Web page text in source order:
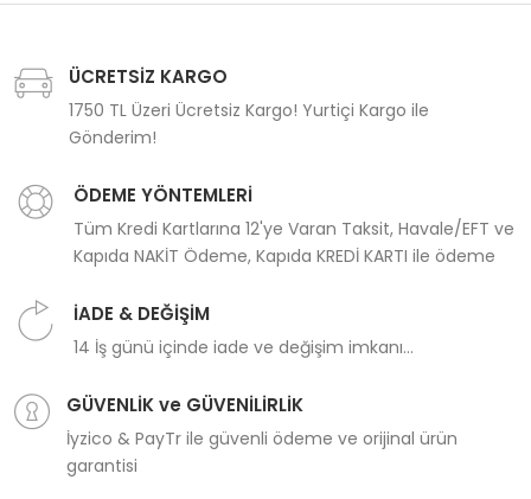
ÜCRETSİZ KARGO
1750 TL Üzeri Ücretsiz Kargo! Yurtiçi Kargo ile
Gönderim!
ÖDEME YÖNTEMLERİ
Tüm Kredi Kartlarına 12'ye Varan Taksit, Havale/EFT ve
Kapıda NAKİT Ödeme, Kapıda KREDİ KARTI ile ödeme
İADE & DEĞİŞİM
14 İş günü içinde iade ve değişim imkanı...
GÜVENLİK ve GÜVENİLİRLİK
İyzico & PayTr ile güvenli ödeme ve orijinal ürün
garantisi